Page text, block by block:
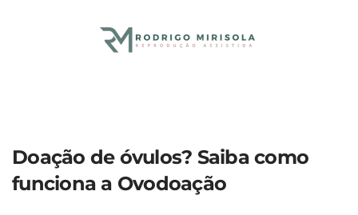
Skip to main content
Doação de óvulos? Saiba como
funciona a Ovodoação